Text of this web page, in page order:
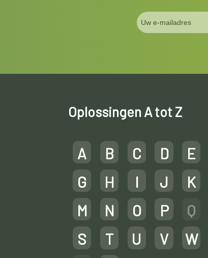
Oplossingen A tot Z
A B C D E
G
H I J K
M
N O P Q
S
T U V W